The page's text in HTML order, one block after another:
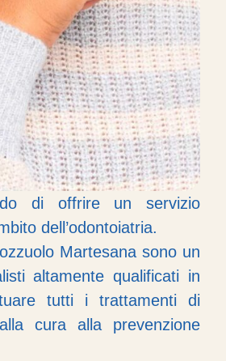
di offrire un servizio
dell’odontoiatria.
Martesana sono un
altamente qualificati in
tutti i trattamenti di
cura alla prevenzione